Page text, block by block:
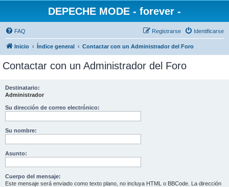
DEPECHE MODE - forever -
FAQ Identificarse
Registrarse
Inicio Índice general Contactar con un Administrador del Foro
Contactar con un Administrador del Foro
Destinatario:
Administrador
Su dirección de correo electrónico:
Su nombre:
Asunto:
Cuerpo del mensaje:
Este mensaje será enviado como texto plano, no incluya HTML o BBCode. La dirección